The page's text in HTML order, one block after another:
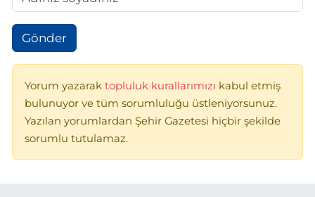
Gönder
Yorum yazarak topluluk kurallarımızı kabul etmiş
bulunuyor ve tüm sorumluluğu üstleniyorsunuz.
Yazılan yorumlardan Şehir Gazetesi hiçbir şekilde
sorumlu tutulamaz.